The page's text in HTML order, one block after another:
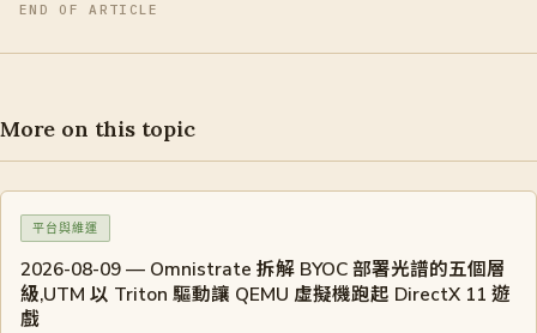
END OF ARTICLE
More on this topic
平台與維運
2026-08-09 — Omnistrate 拆解 BYOC 部署光譜的五個層
級,UTM 以 Triton 驅動讓 QEMU 虛擬機跑起 DirectX 11 遊
戲